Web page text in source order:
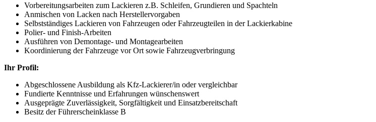
Vorbereitungsarbeiten zum Lackieren z.B. Schleifen, Grundieren und Spachteln
Anmischen von Lacken nach Herstellervorgaben
Selbstständiges Lackieren von Fahrzeugen oder Fahrzeugteilen in der Lackierkabine
Polier- und Finish-Arbeiten
Ausführen von Demontage- und Montagearbeiten
Koordinierung der Fahrzeuge vor Ort sowie Fahrzeugverbringung
Ihr Profil:
Abgeschlossene Ausbildung als Kfz-Lackierer/in oder vergleichbar
Fundierte Kenntnisse und Erfahrungen wünschenswert
Ausgeprägte Zuverlässigkeit, Sorgfältigkeit und Einsatzbereitschaft
Besitz der Führerscheinklasse B